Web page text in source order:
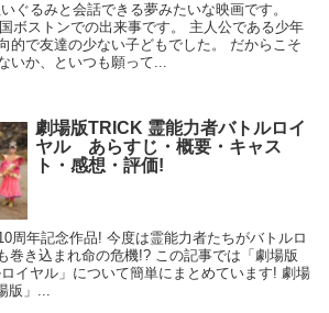
ぐるみと会話できる夢みたいな映画です。
ボストンでの出来事です。 主人公である少年
的で友達の少ない子どもでした。 だからこそ
いか、といつも願って...
劇場版TRICK 霊能力者バトルロイ
ヤル あらすじ・概要・キャス
ト・感想・評価!
周年記念作品! 今度は霊能力者たちがバトルロ
巻き込まれ命の危機!? この記事では「劇場版
イヤル」について簡単にまとめています! 劇場
版」...